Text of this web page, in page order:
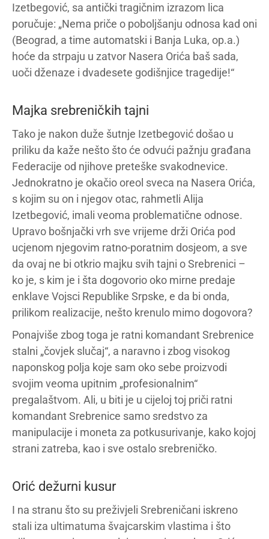
Izetbegović, sa antički tragičnim izrazom lica
poručuje: „Nema priče o poboljšanju odnosa kad oni
(Beograd, a time automatski i Banja Luka, op.a.)
hoće da strpaju u zatvor Nasera Orića baš sada,
uoči dženaze i dvadesete godišnjice tragedije!“
Majka srebreničkih tajni
Tako je nakon duže šutnje Izetbegović došao u
priliku da kaže nešto što će odvući pažnju građana
Federacije od njihove preteške svakodnevice.
Jednokratno je okačio oreol sveca na Nasera Orića,
s kojim su on i njegov otac, rahmetli Alija
Izetbegović, imali veoma problematične odnose.
Upravo bošnjački vrh sve vrijeme drži Orića pod
ucjenom njegovim ratno-poratnim dosjeom, a sve
da ovaj ne bi otkrio majku svih tajni o Srebrenici –
ko je, s kim je i šta dogovorio oko mirne predaje
enklave Vojsci Republike Srpske, e da bi onda,
prilikom realizacije, nešto krenulo mimo dogovora?
Ponajviše zbog toga je ratni komandant Srebrenice
stalni „čovjek slučaj“, a naravno i zbog visokog
naponskog polja koje sam oko sebe proizvodi
svojim veoma upitnim „profesionalnim“
pregalaštvom. Ali, u biti je u cijeloj toj priči ratni
komandant Srebrenice samo sredstvo za
manipulacije i moneta za potkusurivanje, kako kojoj
strani zatreba, kao i sve ostalo srebreničko.
Orić dežurni kusur
I na stranu što su preživjeli Srebreničani iskreno
stali iza ultimatuma švajcarskim vlastima i što